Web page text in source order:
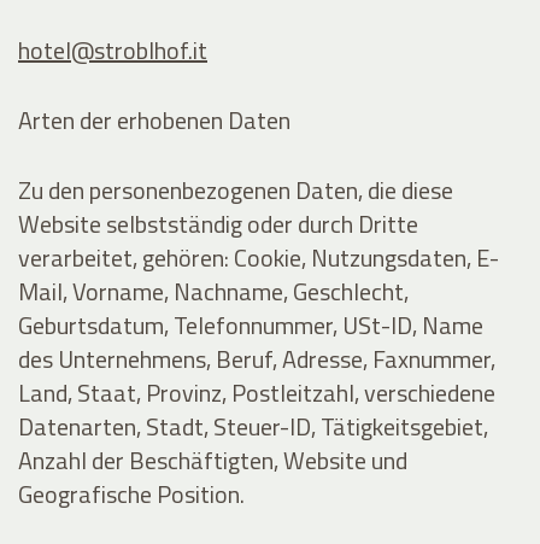
hotel@stroblhof.it
Arten der erhobenen Daten
Zu den personenbezogenen Daten, die diese
Website selbstständig oder durch Dritte
verarbeitet, gehören: Cookie, Nutzungsdaten, E-
Mail, Vorname, Nachname, Geschlecht,
Geburtsdatum, Telefonnummer, USt-ID, Name
des Unternehmens, Beruf, Adresse, Faxnummer,
Land, Staat, Provinz, Postleitzahl, verschiedene
Datenarten, Stadt, Steuer-ID, Tätigkeitsgebiet,
Anzahl der Beschäftigten, Website und
Geografische Position.